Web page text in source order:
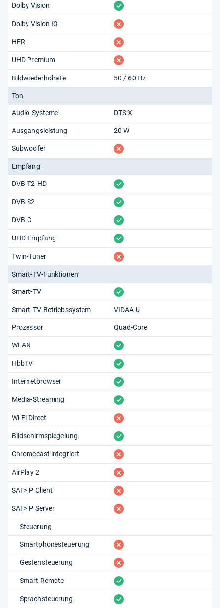
Dolby Vision vorhanden
Dolby Vision IQ fehlt
HFR fehlt
UHD Premium fehlt
Bildwiederholrate 50 / 60 Hz
Ton
Audio-Systeme DTS:X
Ausgangsleistung 20 W
Subwoofer fehlt
Empfang
DVB-T2-HD vorhanden
DVB-S2 vorhanden
DVB-C vorhanden
UHD-Empfang vorhanden
Twin-Tuner fehlt
Smart-TV-Funktionen
Smart-TV vorhanden
Smart-TV-Betriebssystem VIDAA U
Prozessor Quad-Core
WLAN vorhanden
HbbTV vorhanden
Internetbrowser vorhanden
Media-Streaming vorhanden
Wi-Fi Direct fehlt
Bildschirmspiegelung vorhanden
Chromecast integriert fehlt
AirPlay 2 fehlt
SAT>IP Client fehlt
SAT>IP Server fehlt
Steuerung
Smartphonesteuerung fehlt
Gestensteuerung fehlt
Smart Remote vorhanden
Sprachsteuerung vorhanden